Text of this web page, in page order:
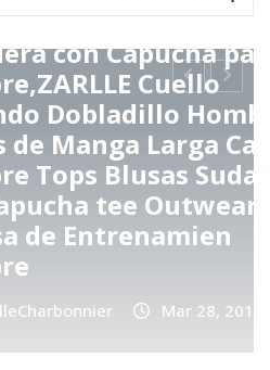
para
Cuello
Hombre
Larga Camisa
Sudaderas
Outwear
Mar 28, 2019 0